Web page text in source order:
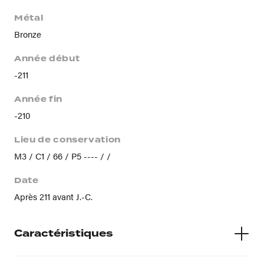
Métal
Bronze
Année début
-211
Année fin
-210
Lieu de conservation
M3 / C1 / 66 / P5 ---- / /
Date
Après 211 avant J.-C.
Caractéristiques